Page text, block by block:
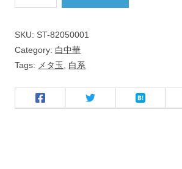
タ
１
ｍ
高
SKU: ST-82050001
Category: 白中華
Tags: メタ玉 白系